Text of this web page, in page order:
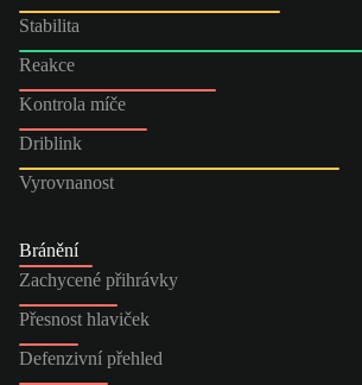
Stabilita
Reakce
Kontrola míče
Driblink
Vyrovnanost
Bránění
Zachycené přihrávky
Přesnost hlaviček
Defenzivní přehled